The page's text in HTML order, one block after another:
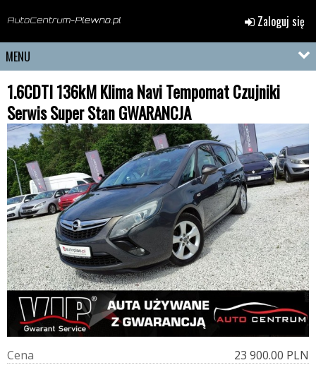
Zaloguj się
MENU
1.6CDTI 136kM Klima Navi Tempomat Czujniki
Serwis Super Stan GWARANCJA
Cena
23 900.00 PLN